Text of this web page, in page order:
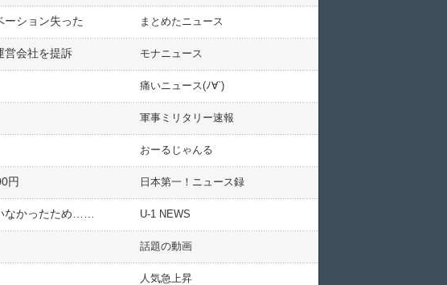
ション失った まとめたニュース
営会社を提訴 モナニュース
痛いニュース(ﾉ∀`)
軍事ミリタリー速報
おーるじゃんる
円 日本第一！ニュース録
なかったため…… U-1 NEWS
話題の動画
人気急上昇